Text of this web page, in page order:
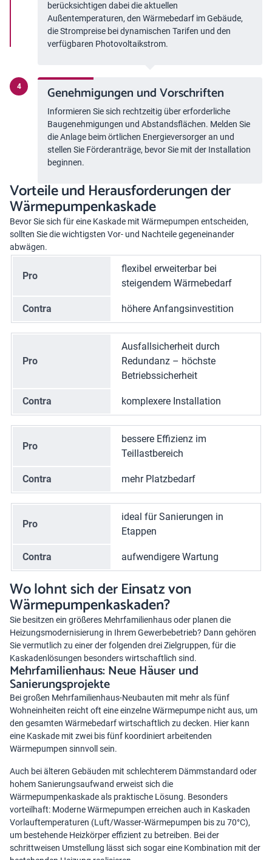
berücksichtigen dabei die aktuellen
Außentemperaturen, den Wärmebedarf im Gebäude,
die Strompreise bei dynamischen Tarifen und den
verfügbaren Photovoltaikstrom.
Genehmigungen und Vorschriften
Informieren Sie sich rechtzeitig über erforderliche
Baugenehmigungen und Abstandsflächen. Melden Sie
die Anlage beim örtlichen Energieversorger an und
stellen Sie Förderanträge, bevor Sie mit der Installation
beginnen.
Vorteile und Herausforderungen der
Wärmepumpenkaskade
Bevor Sie sich für eine Kaskade mit Wärmepumpen entscheiden,
sollten Sie die wichtigsten Vor- und Nachteile gegeneinander
abwägen.
Pro
flexibel erweiterbar bei
steigendem Wärmebedarf
Contra höhere Anfangsinvestition
Pro
Ausfallsicherheit durch
Redundanz – höchste
Betriebssicherheit
Contra komplexere Installation
Pro
bessere Effizienz im
Teillastbereich
Contra mehr Platzbedarf
Pro
ideal für Sanierungen in
Etappen
Contra aufwendigere Wartung
Wo lohnt sich der Einsatz von
Wärmepumpenkaskaden?
Sie besitzen ein größeres Mehrfamilienhaus oder planen die
Heizungsmodernisierung in Ihrem Gewerbebetrieb? Dann gehören
Sie vermutlich zu einer der folgenden drei Zielgruppen, für die
Kaskadenlösungen besonders wirtschaftlich sind.
Mehrfamilienhaus: Neue Häuser und
Sanierungsprojekte
Bei großen Mehrfamilienhaus-Neubauten mit mehr als fünf
Wohneinheiten reicht oft eine einzelne Wärmepumpe nicht aus, um
den gesamten Wärmebedarf wirtschaftlich zu decken. Hier kann
eine Kaskade mit zwei bis fünf koordiniert arbeitenden
Wärmepumpen sinnvoll sein.
Auch bei älteren Gebäuden mit schlechterem Dämmstandard oder
hohem Sanierungsaufwand erweist sich die
Wärmepumpenkaskade als praktische Lösung. Besonders
vorteilhaft: Moderne Wärmepumpen erreichen auch in Kaskaden
Vorlauftemperaturen (Luft/Wasser-Wärmepumpen bis zu 70°C),
um bestehende Heizkörper effizient zu betreiben. Bei der
schrittweisen Umstellung lässt sich sogar eine Kombination mit der